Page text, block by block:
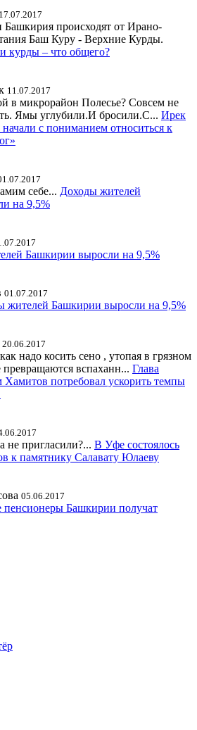
17.07.2017
происходят от Ирано-
Баш Куру - Верхние Курды.
курды – что общего?
11.07.2017
в микрорайон Полесье? Совсем не
Ямы углубили.И бросили.С... Ирек
с пониманием относиться к
себе... Доходы жителей
на 9,5%
Башкирии выросли на 9,5%
01.07.2017
жителей Башкирии выросли на 9,5%
20.06.2017
надо косить сено , утопая в грязном
превращаются вспаханн... Глава
потребовал ускорить темпы
не пригласили?... В Уфе состоялось
к памятнику Салавату Юлаеву
05.06.2017
Башкирии получат